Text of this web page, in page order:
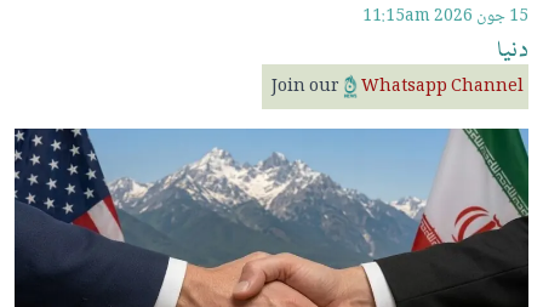
15 جون 2026 11:15am
دنیا
Join our Whatsapp Channel